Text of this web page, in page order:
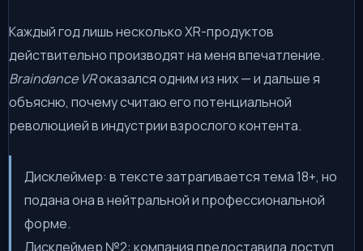
Каждый год лишь несколько XR-продуктов
действительно производят на меня впечатление.
Braindance VRоказался одним из них — и дальше я
объясню, почему считаю его потенциальной
революцией в индустрии взрослого контента.
Дисклеймер: в тексте затрагивается тема 18+, но
подана она в нейтральной и профессиональной
форме.
Дисклеймер №2: компания предоставила доступ